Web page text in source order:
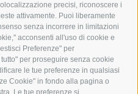
precisi, riconoscere i
attivamente. Puoi liberamente
senza incorrere in limitazioni
acconsenti all'uso di cookie e
Preferenze" per
per proseguire senza cookie
le tue preferenze in qualsiasi
Cookie" in fondo alla pagina o
Le tue preferenze si